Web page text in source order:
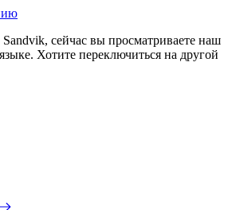
сейчас вы просматриваете наш
Хотите переключиться на другой